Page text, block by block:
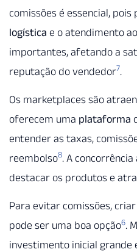
comissões é essencial,
logística e o atendimento
importantes, afetando a
reputação do vendedor7.
Os marketplaces são
oferecem uma plataforma
entender as taxas,
reembolso8. A
destacar os produtos e
Para evitar comissões,
pode ser uma boa opção6.
investimento inicial grande